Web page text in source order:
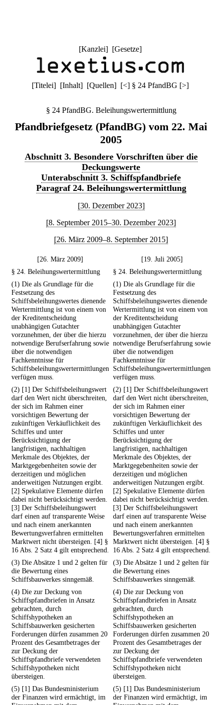
[Kanzlei] [Gesetze]
[Titelei] [Inhalt] [Quellen] [<] § 24 PfandBG [>]
§ 24 PfandBG. Beleihungswertermittlung
Pfandbriefgesetz (PfandBG) vom 22. Mai
2005
Abschnitt 3. Besondere Vorschriften über die
Deckungswerte
Unterabschnitt 3. Schiffspfandbriefe
Paragraf 24. Beleihungswertermittlung
[30. Dezember 2023]
[8. September 2015–30. Dezember 2023]
[26. März 2009–8. September 2015]
[26. März 2009]
[19. Juli 2005]
§ 24. Beleihungswertermittlung
§ 24. Beleihungswertermittlung
(1) Die als Grundlage für die
Festsetzung des
Schiffsbeleihungswertes dienende
Wertermittlung ist von einem von
der Kreditentscheidung
unabhängigen Gutachter
vorzunehmen, der über die hierzu
notwendige Berufserfahrung sowie
über die notwendigen
Fachkenntnisse für
Schiffsbeleihungswertermittlungen
verfügen muss.
(1) Die als Grundlage für die
Festsetzung des
Schiffsbeleihungswertes dienende
Wertermittlung ist von einem von
der Kreditentscheidung
unabhängigen Gutachter
vorzunehmen, der über die hierzu
notwendige Berufserfahrung sowie
über die notwendigen
Fachkenntnisse für
Schiffsbeleihungswertermittlungen
verfügen muss.
(2) [1] Der Schiffsbeleihungswert
darf den Wert nicht überschreiten,
der sich im Rahmen einer
vorsichtigen Bewertung der
zukünftigen Verkäuflichkeit des
Schiffes und unter
Berücksichtigung der
langfristigen, nachhaltigen
Merkmale des Objektes, der
Marktgegebenheiten sowie der
derzeitigen und möglichen
anderweitigen Nutzungen ergibt.
[2] Spekulative Elemente dürfen
dabei nicht berücksichtigt werden.
[3] Der Schiffsbeleihungswert
darf einen auf transparente Weise
und nach einem anerkannten
Bewertungsverfahren ermittelten
Marktwert nicht übersteigen. [4] §
16 Abs. 2 Satz 4 gilt entsprechend.
(2) [1] Der Schiffsbeleihungswert
darf den Wert nicht überschreiten,
der sich im Rahmen einer
vorsichtigen Bewertung der
zukünftigen Verkäuflichkeit des
Schiffes und unter
Berücksichtigung der
langfristigen, nachhaltigen
Merkmale des Objektes, der
Marktgegebenheiten sowie der
derzeitigen und möglichen
anderweitigen Nutzungen ergibt.
[2] Spekulative Elemente dürfen
dabei nicht berücksichtigt werden.
[3] Der Schiffsbeleihungswert
darf einen auf transparente Weise
und nach einem anerkannten
Bewertungsverfahren ermittelten
Marktwert nicht übersteigen. [4] §
16 Abs. 2 Satz 4 gilt entsprechend.
(3) Die Absätze 1 und 2 gelten für
die Bewertung eines
Schiffsbauwerkes sinngemäß.
(3) Die Absätze 1 und 2 gelten für
die Bewertung eines
Schiffsbauwerkes sinngemäß.
(4) Die zur Deckung von
Schiffspfandbriefen in Ansatz
gebrachten, durch
Schiffshypotheken an
Schiffsbauwerken gesicherten
Forderungen dürfen zusammen 20
Prozent des Gesamtbetrages der
zur Deckung der
Schiffspfandbriefe verwendeten
Schiffshypotheken nicht
übersteigen.
(4) Die zur Deckung von
Schiffspfandbriefen in Ansatz
gebrachten, durch
Schiffshypotheken an
Schiffsbauwerken gesicherten
Forderungen dürfen zusammen 20
Prozent des Gesamtbetrages der
zur Deckung der
Schiffspfandbriefe verwendeten
Schiffshypotheken nicht
übersteigen.
(5) [1] Das Bundesministerium
der Finanzen wird ermächtigt, im
(5) [1] Das Bundesministerium
der Finanzen wird ermächtigt, im